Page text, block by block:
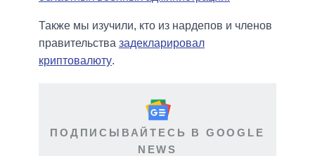
Также мы изучили, кто из нардепов и членов
правительства задекларировал
криптовалюту.
ПОДПИСЫВАЙТЕСЬ В GOOGLE
NEWS